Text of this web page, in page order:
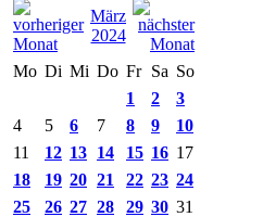
März
2024
Mo Di Mi Do Fr Sa So
1
2
3
4
5 6 7 8 9
10
11
12 13 14 15 16 17
18
19 20 21 22 23 24
25
26 27 28 29 30 31